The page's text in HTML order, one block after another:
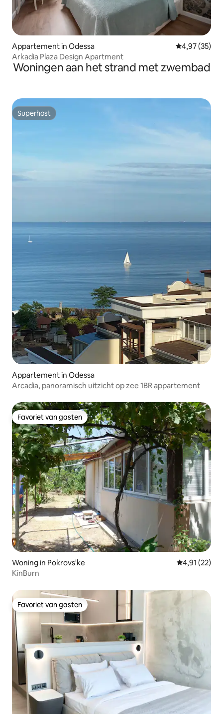
Appartement in Odessa Gemiddelde
4,97 (35)
Arkadia Plaza Design Apartment
Woningen aan het strand met zwembad
Superhost
Superhost
Appartement in Odessa
Arcadia, panoramisch uitzicht op zee 1BR appartement
Favoriet van gasten
Favoriet van gasten
Woning in Pokrovs'ke Gemiddelde
4,91 (22)
KinBurn
Favoriet van gasten
Favoriet van gasten